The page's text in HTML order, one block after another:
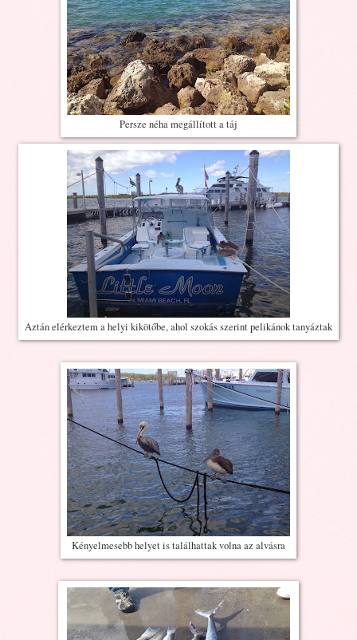
Persze néha megállított a táj
Aztán elérkeztem a helyi kikötőbe, ahol szokás szerint pelikánok tanyáztak
Kényelmesebb helyet is találhattak volna az alvásra